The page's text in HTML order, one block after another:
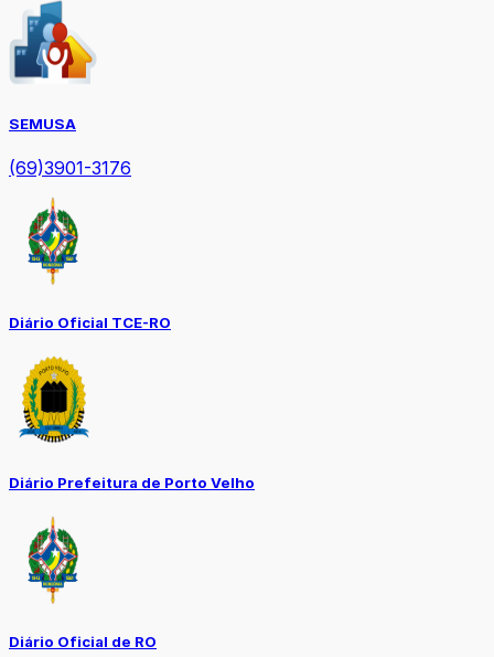
SEMUSA
(69)3901-3176
Diário Oficial TCE-RO
Diário Prefeitura de Porto Velho
Diário Oficial de RO